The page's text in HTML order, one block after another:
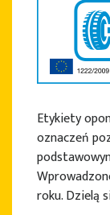
Etykiety
oznaczeń
roku. Dzielą